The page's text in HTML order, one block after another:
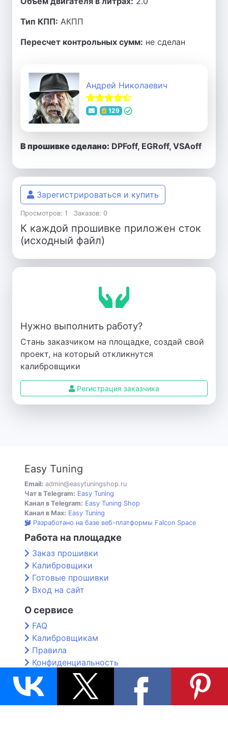
Тип КПП: АКПП
Пересчет контрольных сумм: не сделан
Андрей Николаевич
129
В прошивке сделано: DPFoff, EGRoff, VSAoff
Зарегистрироваться и купить
Просмотров: 1 Заказов: 0
К каждой прошивке приложен сток
(исходный файл)
Нужно выполнить работу?
Стань заказчиком на площадке, создай свой
проект, на который откликнутся
калибровщики
Регистрация заказчика
Easy Tuning
Email: admin@easytuningshop.ru
Чат в Telegram: Easy Tuning
Канал в Telegram: Easy Tuning Shop
Канал в Max: Easy Tuning
Разработано на базе веб-платформы Falcon Space
Работа на площадке
Заказ прошивки
Калибровщики
Готовые прошивки
Вход на сайт
О сервисе
FAQ
Калибровщикам
Правила
Конфиденциальность
Контакты